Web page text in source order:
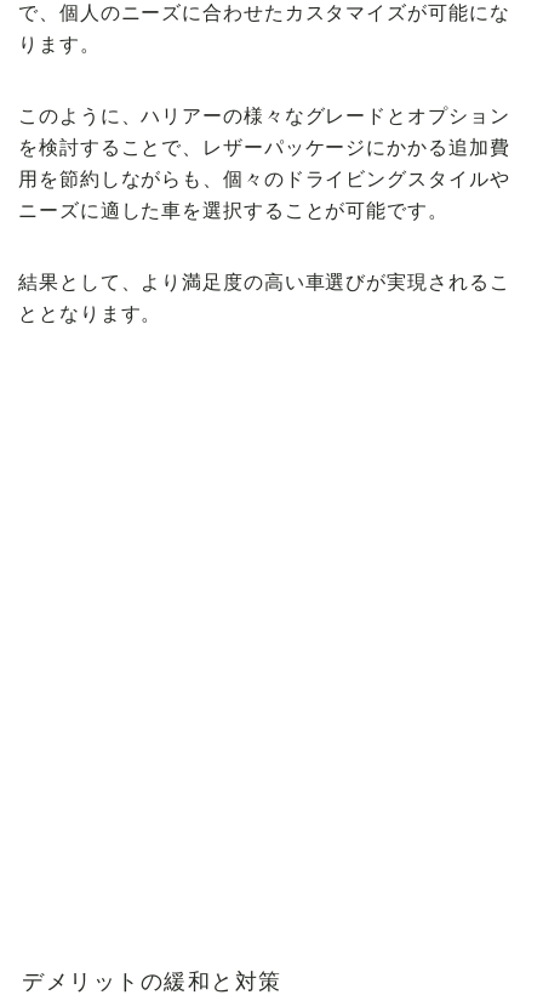
で、個人のニーズに合わせたカスタマイズが可能にな
ります。
このように、ハリアーの様々なグレードとオプション
を検討することで、レザーパッケージにかかる追加費
用を節約しながらも、個々のドライビングスタイルや
ニーズに適した車を選択することが可能です。
結果として、より満足度の高い車選びが実現されるこ
ととなります。
デメリットの緩和と対策